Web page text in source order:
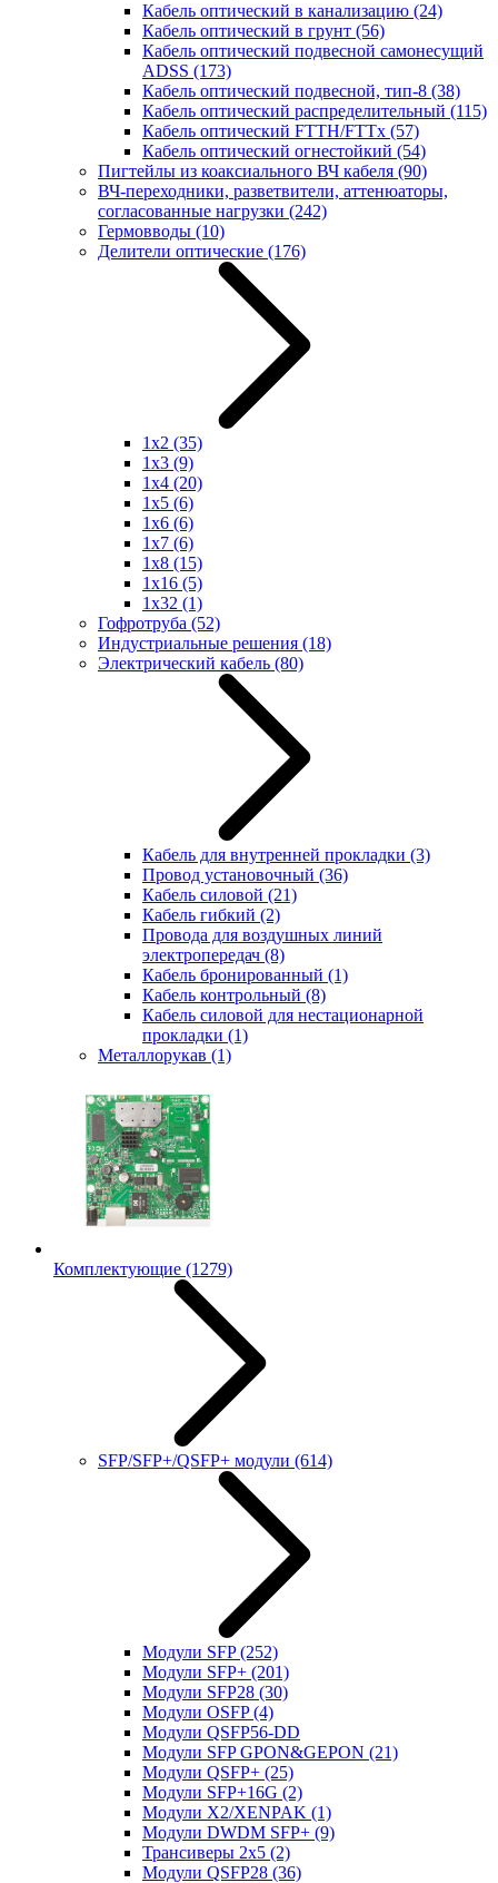
Кабель оптический в канализацию (24)
Кабель оптический в грунт (56)
Кабель оптический подвесной самонесущий
ADSS (173)
Кабель оптический подвесной, тип-8 (38)
Кабель оптический распределительный (115)
Кабель оптический FTTH/FTTx (57)
Кабель оптический огнестойкий (54)
Пигтейлы из коаксиального ВЧ кабеля (90)
ВЧ-переходники, разветвители, аттенюаторы,
согласованные нагрузки (242)
Гермовводы (10)
Делители оптические (176)
1x2 (35)
1x3 (9)
1x4 (20)
1x5 (6)
1x6 (6)
1x7 (6)
1x8 (15)
1x16 (5)
1x32 (1)
Гофротруба (52)
Индустриальные решения (18)
Электрический кабель (80)
Кабель для внутренней прокладки (3)
Провод установочный (36)
Кабель силовой (21)
Кабель гибкий (2)
Провода для воздушных линий
электропередач (8)
Кабель бронированный (1)
Кабель контрольный (8)
Кабель силовой для нестационарной
прокладки (1)
Металлорукав (1)
Комплектующие (1279)
SFP/SFP+/QSFP+ модули (614)
Модули SFP(252)
Модули SFP+ (201)
Модули SFP28 (30)
Модули OSFP(4)
Модули QSFP56-DD
Модули SFP GPON&GEPON (21)
Модули QSFP+ (25)
Модули SFP+16G (2)
Модули X2/XENPAK (1)
Модули DWDM SFP+ (9)
Трансиверы 2x5 (2)
Модули QSFP28 (36)